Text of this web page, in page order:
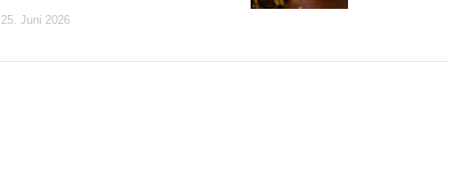
25. Juni 2026